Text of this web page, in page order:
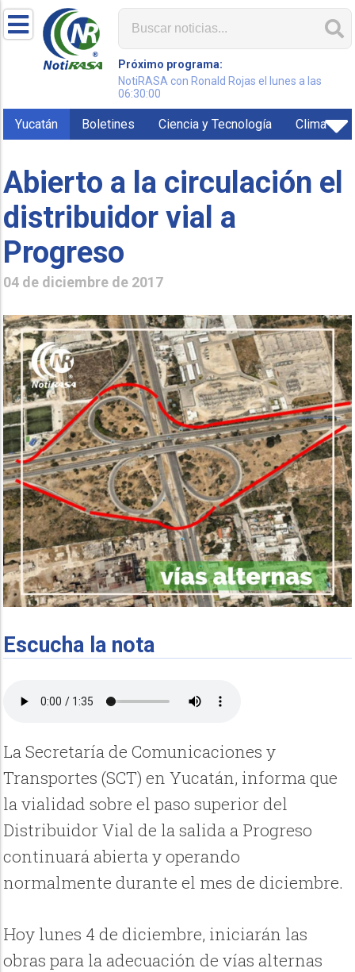
Próximo programa:
NotiRASA con Ronald Rojas el lunes a las
06:30:00
Yucatán Boletines Ciencia y Tecnología Clima
Abierto a la circulación el
distribuidor vial a
Progreso
04 de diciembre de 2017
Escucha la nota
La Secretaría de Comunicaciones y
Transportes (SCT) en Yucatán, informa que
la vialidad sobre el paso superior del
Distribuidor Vial de la salida a Progreso
continuará abierta y operando
normalmente durante el mes de diciembre.
Hoy lunes 4 de diciembre, iniciarán las
obras para la adecuación de vías alternas